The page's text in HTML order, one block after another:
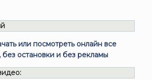
или посмотреть онлайн все
остановки и без рекламы